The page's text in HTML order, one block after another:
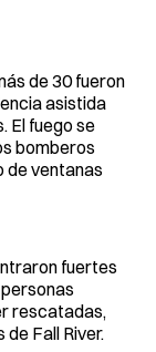
de 30 fueron
asistida
El fuego se
bomberos
de ventanas
fuertes
rescatadas,
Fall River.